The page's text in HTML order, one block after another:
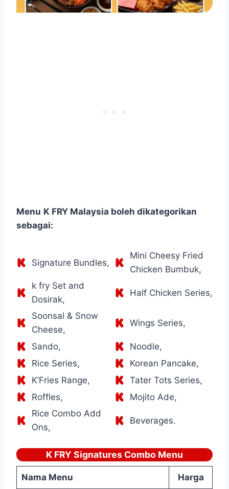
Menu K FRY Malaysia boleh dikategorikan
sebagai:
Signature Bundles,
Mini Cheesy Fried
Chicken Bumbuk,
k fry Set and
Dosirak,
Half Chicken Series,
Soonsal & Snow
Cheese,
Wings Series,
Sando,
Noodle,
Rice Series,
Korean Pancake,
K’Fries Range,
Tater Tots Series,
Roffles,
Mojito Ade,
Rice Combo Add
Ons,
Beverages.
K FRY Signatures Combo Menu
Nama Menu Harga